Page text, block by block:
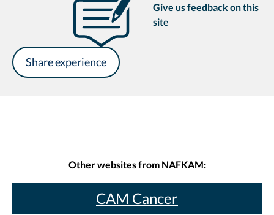
Give us feedback on this
site
Share experience
Other websites from NAFKAM:
CAM Cancer